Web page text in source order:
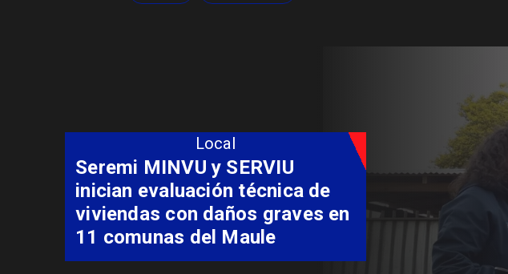
Local
Fondo Orasmi entrega apoyo a
familia de Romeral para
costear alimentación
especializada de niño con
Síndrome de Intestino Corto